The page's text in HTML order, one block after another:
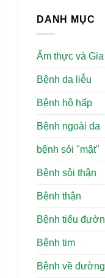
DANH MỤC
Ẩm thực và Gia
Bệnh da liễu
Bệnh hô hấp
Bệnh ngoài da
bệnh sỏi "mật"
Bệnh sỏi thận
Bệnh thận
Bệnh tiểu
Bệnh tim
Bệnh về